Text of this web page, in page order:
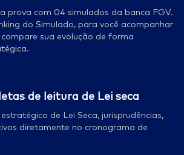
prova com 04 simulados da banca FGV.
do Simulado, para você acompanhar
compare sua evolução de forma
de leitura de Lei seca
de Lei Seca, jurisprudências,
diretamente no cronograma de